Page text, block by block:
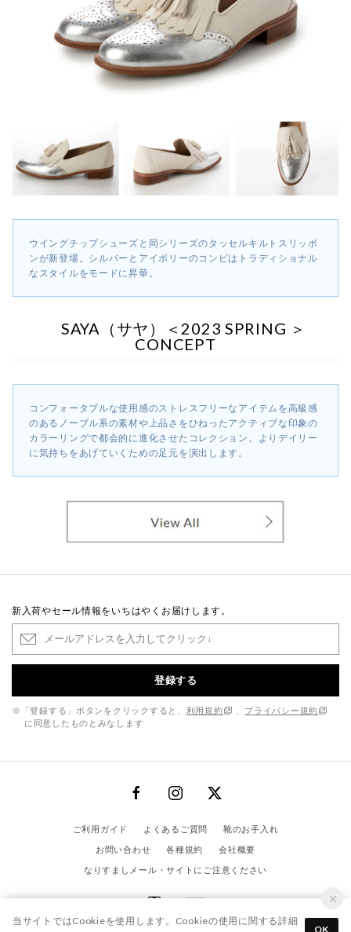
ウイングチップシューズと同シリーズのタッセルキルトスリッポ
ンが新登場。シルバーとアイボリーのコンビはトラディショナル
なスタイルをモードに昇華。
SAYA（サヤ）＜2023 SPRING ＞
CONCEPT
コンフォータブルな使用感のストレスフリーなアイテムを高級感
のあるノーブル系の素材や上品さをひねったアクティブな印象の
カラーリングで都会的に進化させたコレクション。よりデイリー
に気持ちをあげていくための足元を演出します。
新入荷やセール情報をいちはやくお届けします。
登録する
※「登録する」ボタンをクリックすると、 利用規約
プライバシー規約
に同意したものとみなします
ご利用ガイド よくあるご質問
靴のお手入れ
お問い合わせ
各種規約
会社概要
なりすましメール・サイトにご注意ください
当サイトではCookieを使用します。Cookieの使用に関する詳細
OK